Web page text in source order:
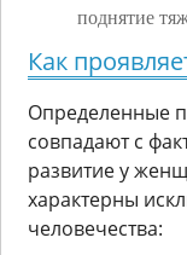
поднятие
Как
Определенные
совпадают с
развитие у
характерны
человечества: